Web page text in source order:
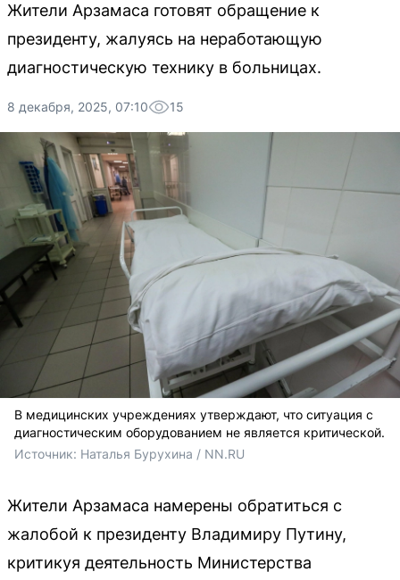
Жители Арзамаса готовят обращение к
президенту, жалуясь на неработающую
диагностическую технику в больницах.
8 декабря, 2025, 07:10 15
В медицинских учреждениях утверждают, что ситуация с
диагностическим оборудованием не является критической.
Источник: Наталья Бурухина / NN.RU
Жители Арзамаса намерены обратиться с
жалобой к президенту Владимиру Путину,
критикуя деятельность Министерства